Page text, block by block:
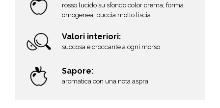
rosso lucido su sfondo color crema, forma
omogenea, buccia molto liscia
Valori interiori:
succosa e croccante a ogni morso
Sapore:
aromatica con una nota aspra